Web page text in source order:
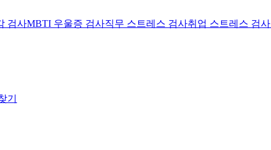
검사MBTI 우울증 검사직무 스트레스 검사취업 스트레스 검사
기